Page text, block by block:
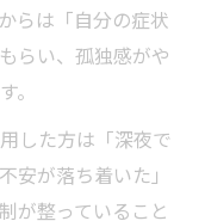
らは「自分の症状
らい、孤独感がや
。
した方は「深夜で
安が落ち着いた」
が整っていること